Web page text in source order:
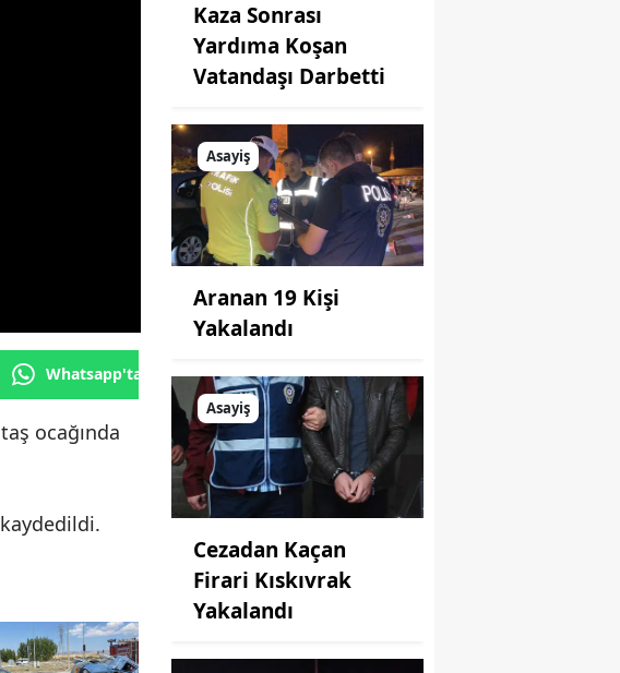
Whatsapp'tan Gönder
ocağında
Kaza Sonrası
Yardıma Koşan
Vatandaşı Darbetti
Asayiş
Aranan 19 Kişi
Yakalandı
Asayiş
Cezadan Kaçan
Firari Kıskıvrak
Yakalandı